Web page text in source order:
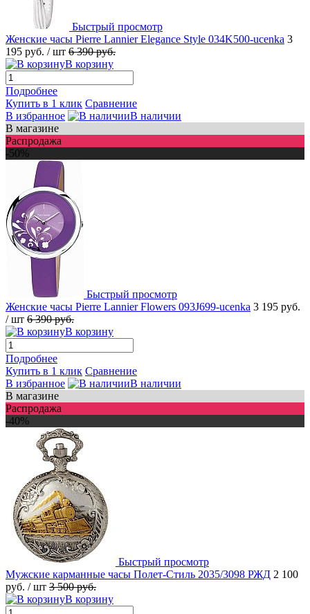
Быстрый просмотр
Женские часы Pierre Lannier Elegance Style 034K500-ucenka 3
195 руб. / шт 6 390 руб.
В корзину
Подробнее
Купить в 1 клик Сравнение
В избранное
В наличии
В магазине
Распродажа
-50%
Быстрый просмотр
Женские часы Pierre Lannier Flowers 093J699-ucenka 3 195 руб.
/ шт 6 390 руб.
В корзину
Подробнее
Купить в 1 клик Сравнение
В избранное
В наличии
В магазине
Распродажа
-40%
Быстрый просмотр
Мужские карманные часы Полет-Стиль 2035/3098 РЖД 2 100
руб. / шт 3 500 руб.
В корзину